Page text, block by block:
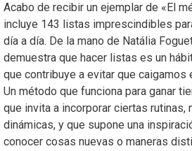
Acabo de recibir un ejemplar de «El
incluye 143 listas imprescindibles
día a día. De la mano de Natália
demuestra que hacer listas es un
que contribuye a evitar que
Un método que funciona para ganar
que invita a incorporar ciertas rutinas,
dinámicas, y que supone una
conocer cosas nuevas o maneras